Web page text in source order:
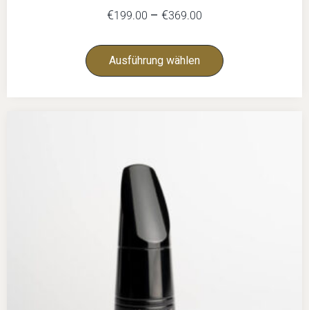
€199.00 – €369.00
Ausführung wählen